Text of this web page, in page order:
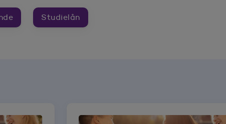
Studielån